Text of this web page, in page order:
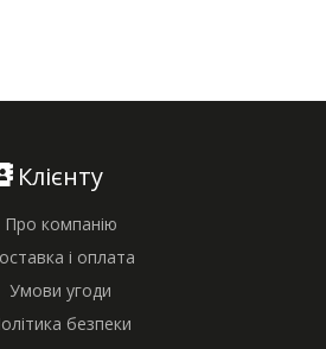
Клієнту
Про компанію
і оплата
Умови угоди
безпеки